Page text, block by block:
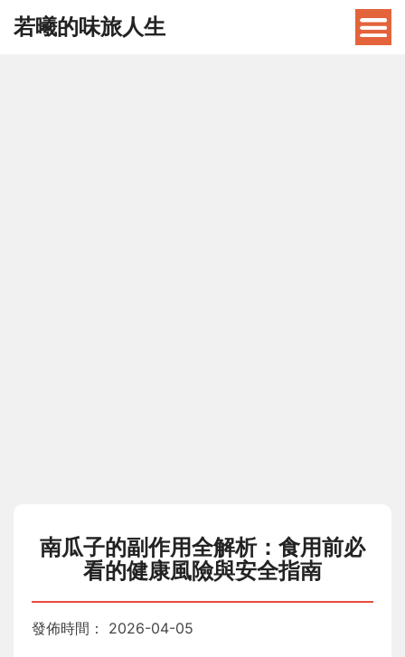
若曦的味旅人生
南瓜子的副作用全解析：食用前必
看的健康風險與安全指南
發佈時間： 2026-04-05